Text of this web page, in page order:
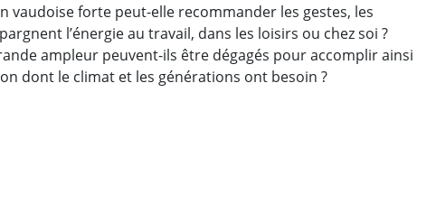
vaudoise forte peut-elle recommander les gestes, les
l’énergie au travail, dans les loisirs ou chez soi ?
ampleur peuvent-ils être dégagés pour accomplir ainsi
dont le climat et les générations ont besoin ?